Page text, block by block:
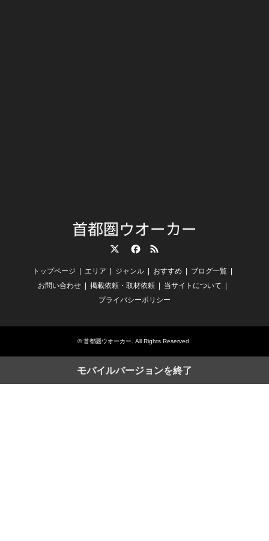
首都圏ウオーカー
トップページ エリア ジャンル おすすめ
ブログ一覧
お問い合わせ
掲載依頼・取材依頼
当サイトについて
プライバシーポリシー
©首都圏ウオーカー . All Rights Reserved.
モバイルバージョンを終了